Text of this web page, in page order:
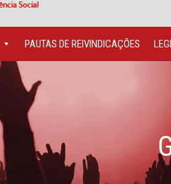
PAUTAS DE REIVINDICAÇÕES